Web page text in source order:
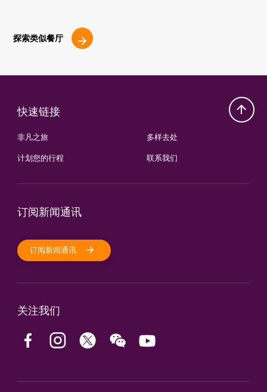
探索类似餐厅
快速链接
非凡之旅
计划您的行程
多样去处
联系我们
订阅新闻通讯
订阅新闻通讯
关注我们